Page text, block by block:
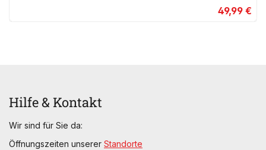
49,99 €
Hilfe & Kontakt
Wir sind für Sie da:
Öffnungszeiten unserer Standorte